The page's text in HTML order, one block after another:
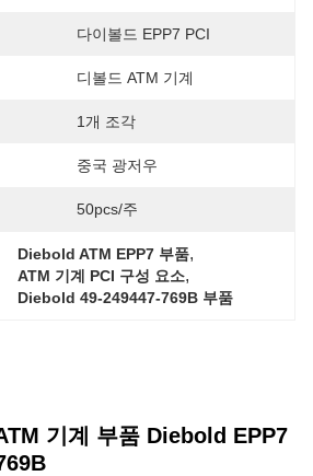
다이볼드 EPP7 PCI
디볼드 ATM 기계
1개 조각
중국 광저우
50pcs/주
Diebold ATM EPP7 부품,
ATM 기계 PCI 구성 요소,
Diebold 49-249447-769B 부품
기계 부품 Diebold EPP7